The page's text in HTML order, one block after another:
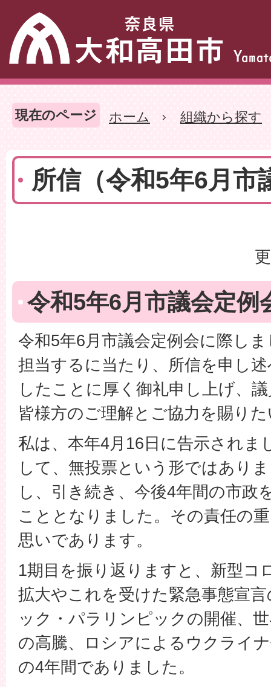
現在のページ ホーム 組織から探す
所信（令和5年6月市
令和5年6月市議会定例
令和5年6月市議会定例会に際し
担当するに当たり、所信を申し
したことに厚く御礼申し上げ、
皆様方のご理解とご協力を賜り
私は、本年4月16日に告示されま
して、無投票という形ではあり
し、引き続き、今後4年間の市政
こととなりました。その責任の
思いであります。
1期目を振り返りますと、新型コ
拡大やこれを受けた緊急事態宣
ック・パラリンピックの開催、
の高騰、ロシアによるウクライ
の4年間でありました。